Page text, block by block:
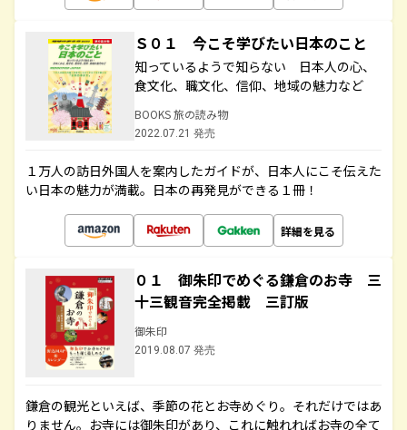
Ｓ０１ 今こそ学びたい日本のこと
知っているようで知らない 日本人の心、
食文化、職文化、信仰、地域の魅力など
BOOKS 旅の読み物
2022.07.21 発売
１万人の訪日外国人を案内したガイドが、日本人にこそ伝えた
い日本の魅力が満載。日本の再発見ができる１冊！
詳細を見る
０１ 御朱印でめぐる鎌倉のお寺 三
十三観音完全掲載 三訂版
御朱印
2019.08.07 発売
鎌倉の観光といえば、季節の花とお寺めぐり。それだけではあ
りません。お寺には御朱印があり、これに触れればお寺の全て